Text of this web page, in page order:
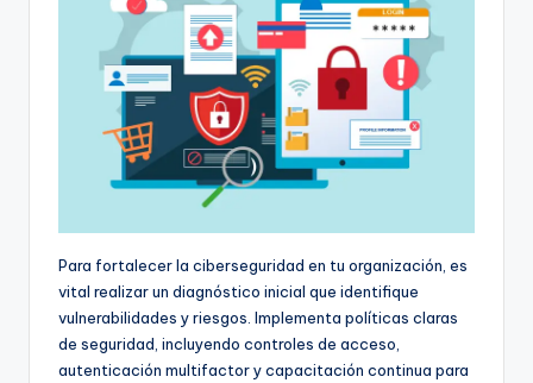
Para fortalecer la ciberseguridad en tu organización, es
vital realizar un diagnóstico inicial que identifique
vulnerabilidades y riesgos. Implementa políticas claras
de seguridad, incluyendo controles de acceso,
autenticación multifactor y capacitación continua para